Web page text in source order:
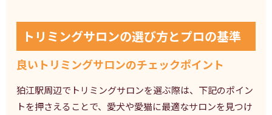
トリミングサロンの選び方とプロの基準
良いトリミングサロンのチェックポイント
狛江駅周辺でトリミングサロンを選ぶ際は、下記のポイン
トを押さえることで、愛犬や愛猫に最適なサロンを見つけ